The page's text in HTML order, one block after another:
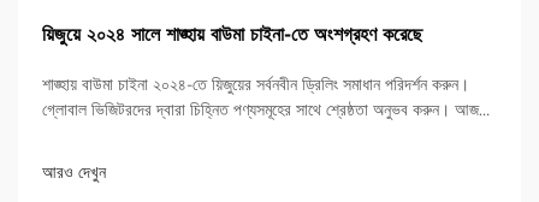
য়িজুয়ে ২০২৪ সালে শাঙ্হায় বাউমা চাইনা-তে অংশগ্রহণ করেছে
শাঙ্হায় বাউমা চাইনা ২০২৪-তে য়িজুয়ের সর্বনবীন ড্রিলিং সমাধান পরিদর্শন করুন।
গ্লোবাল ভিজিটরদের দ্বারা চিহ্নিত পণ্যসমূহের সাথে শ্রেষ্ঠতা অনুভব করুন। আজই
আরও দেখুন